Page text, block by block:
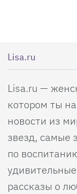
Lisa.ru
Lisa.ru —
котором ты
новости из
звезд, самые
по
рассказы о